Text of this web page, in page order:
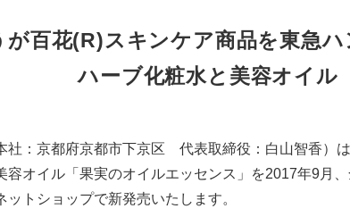
が百花(R)スキンケア商品を東急
ハーブ化粧水と美容オイル
社：京都府京都市下京区 代表取締役：白山智香）
容オイル「果実のオイルエッセンス」を2017年9月
トショップで新発売いたします。